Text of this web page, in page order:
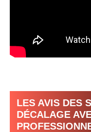
LES AVIS DES
DÉCALAGE